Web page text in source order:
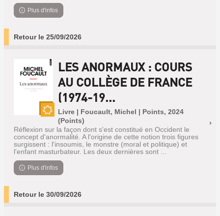
Plus d'infos
Retour le 25/09/2026
LES ANORMAUX : COURS
AU COLLÈGE DE FRANCE
(1974-19...
Livre | Foucault, Michel | Points, 2024
(Points)
Réflexion sur la façon dont s'est constitué en Occident le
concept d'anormalité. A l'origine de cette notion trois figures
surgissent : l'insoumis, le monstre (moral et politique) et
l'enfant masturbateur. Les deux dernières sont ...
Plus d'infos
Retour le 30/09/2026